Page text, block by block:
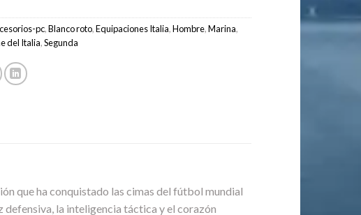
pc,Blanco roto,Equipaciones Italia,Hombre,Marina,
del Italia,Segunda
que ha conquistado las cimas del fútbol mundial
la inteligencia táctica y el corazón